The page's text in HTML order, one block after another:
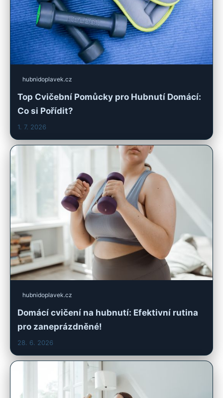
hubnidoplavek.cz
Top Cvičební Pomůcky pro Hubnutí Domácí:
Co si Pořídit?
1. 7. 2026
hubnidoplavek.cz
Domácí cvičení na hubnutí: Efektivní rutina
pro zaneprázdněné!
28. 6. 2026